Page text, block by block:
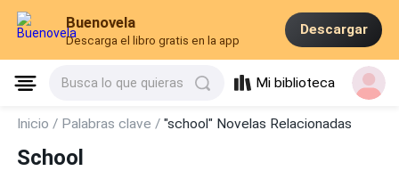
Buenovela
Descarga el libro gratis en la app
Descargar
Busca lo que quieras Mi biblioteca
Inicio / Palabras clave /"school" Novelas Relacionadas
School